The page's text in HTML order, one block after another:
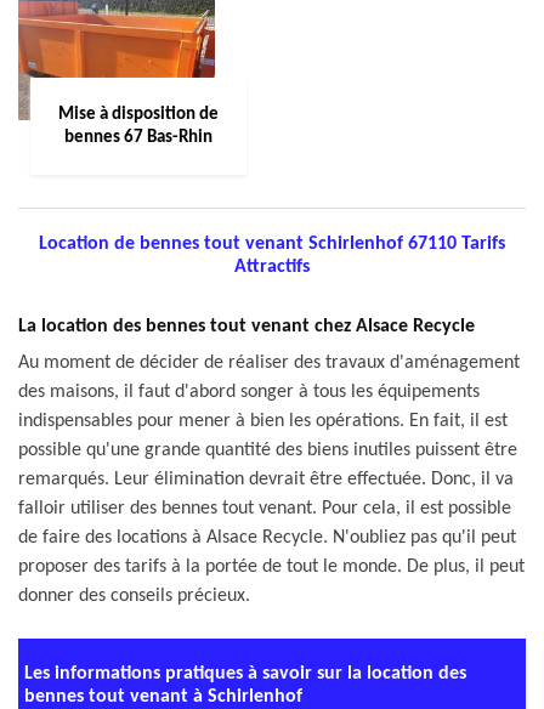
Mise à disposition de
bennes 67 Bas-Rhin
Location de bennes tout venant Schirlenhof 67110 Tarifs
Attractifs
La location des bennes tout venant chez Alsace Recycle
Au moment de décider de réaliser des travaux d'aménagement
des maisons, il faut d'abord songer à tous les équipements
indispensables pour mener à bien les opérations. En fait, il est
possible qu'une grande quantité des biens inutiles puissent être
remarqués. Leur élimination devrait être effectuée. Donc, il va
falloir utiliser des bennes tout venant. Pour cela, il est possible
de faire des locations à Alsace Recycle. N'oubliez pas qu'il peut
proposer des tarifs à la portée de tout le monde. De plus, il peut
donner des conseils précieux.
Les informations pratiques à savoir sur la location des
bennes tout venant à Schirlenhof